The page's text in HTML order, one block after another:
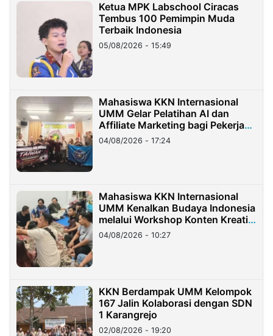
Ketua MPK Labschool Ciracas
Tembus 100 Pemimpin Muda
Terbaik Indonesia
05/08/2026 - 15:49
Mahasiswa KKN Internasional
UMM Gelar Pelatihan AI dan
Affiliate Marketing bagi Pekerja
Migran Indonesia di Taiwan
04/08/2026 - 17:24
Mahasiswa KKN Internasional
UMM Kenalkan Budaya Indonesia
melalui Workshop Konten Kreatif
di Taiwan
04/08/2026 - 10:27
KKN Berdampak UMM Kelompok
167 Jalin Kolaborasi dengan SDN
1 Karangrejo
02/08/2026 - 19:20